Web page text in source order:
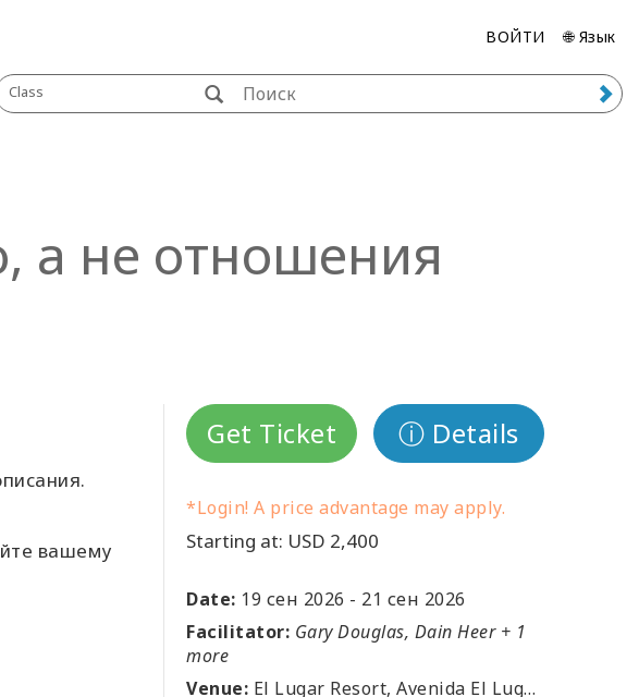
ВОЙТИ 🌐 Язык
Class
а не отношения
вашему
Get Ticket ⓘ Details
*Login! A price advantage may apply.
Starting at: USD 2,400
Date: 19 сен 2026 - 21 сен 2026
Facilitator: Gary Douglas, Dain Heer + 1
more
Venue: El Lugar Resort, Avenida El Lugar, Puerto Viejo de Sarapiqui, Heredia, El Lugar, CR